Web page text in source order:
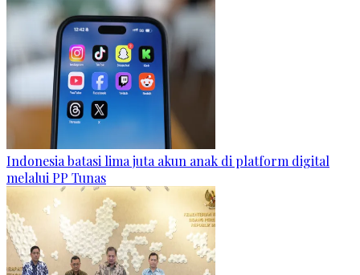
Indonesia batasi lima juta akun anak di platform digital
melalui PP Tunas